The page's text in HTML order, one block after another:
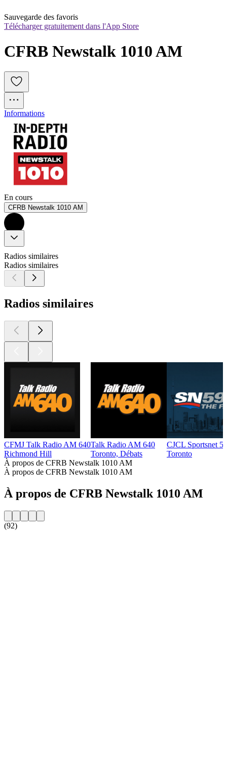
Sauvegarde des favoris
Télécharger gratuitement dans l'App Store
CFRB Newstalk 1010 AM
Informations
En cours
CFRB Newstalk 1010 AM
Radios similaires
Radios similaires
Radios similaires
CFMJ Talk Radio AM 640
Richmond Hill
Talk Radio AM 640
Toronto, Débats
CJCL Sportsnet
Toronto
À propos de CFRB Newstalk 1010 AM
À propos de CFRB Newstalk 1010 AM
À propos de CFRB Newstalk 1010 AM
(92)